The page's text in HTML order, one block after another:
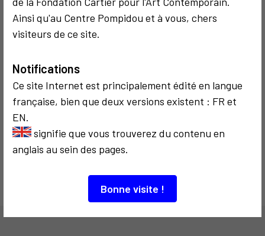
Ainsi qu'au Centre Pompidou et à vous, chers
visiteurs de ce site.
Notifications
Ce site Internet est principalement édité en langue
française, bien que deux versions existent : FR et
EN.
signifie que vous trouverez du contenu en
anglais au sein des pages.
Bonne visite !
coudre
COMMUNICATION
1986
Le rallye télé-
phonique